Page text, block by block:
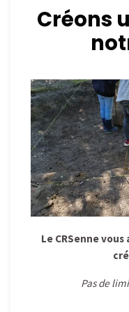
Créons
Le CRSenne
Pas de